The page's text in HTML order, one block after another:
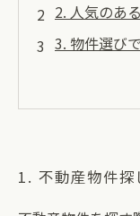
2. 人気のあ
3. 物件選び
1. 不動産物件探